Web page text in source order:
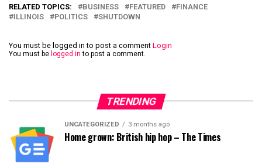
RELATED TOPICS: BUSINESS FEATURED
FINANCE
ILLINOIS
POLITICS SHUTDOWN
You must be logged in to post a comment Login
You must be logged in to post a comment.
TRENDING
UNCATEGORIZED 3 months ago
Home grown: British hip hop – The Times